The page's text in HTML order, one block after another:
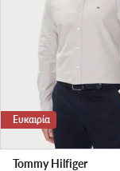
Ευκαιρία
Tommy Hilfiger